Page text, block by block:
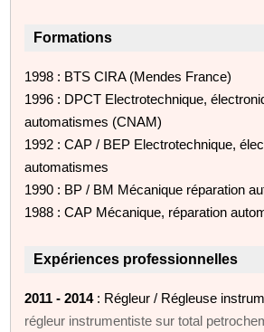
Formations
1998 : BTS CIRA (Mendes France)
1996 : DPCT Electrotechnique,
automatismes (CNAM)
1992 : CAP / BEP Electrotechnique,
automatismes
1990 : BP / BM Mécanique réparation
1988 : CAP Mécanique, réparation
Expériences professionnelles
2011 - 2014: Régleur / Régleuse
régleur instrumentiste sur total